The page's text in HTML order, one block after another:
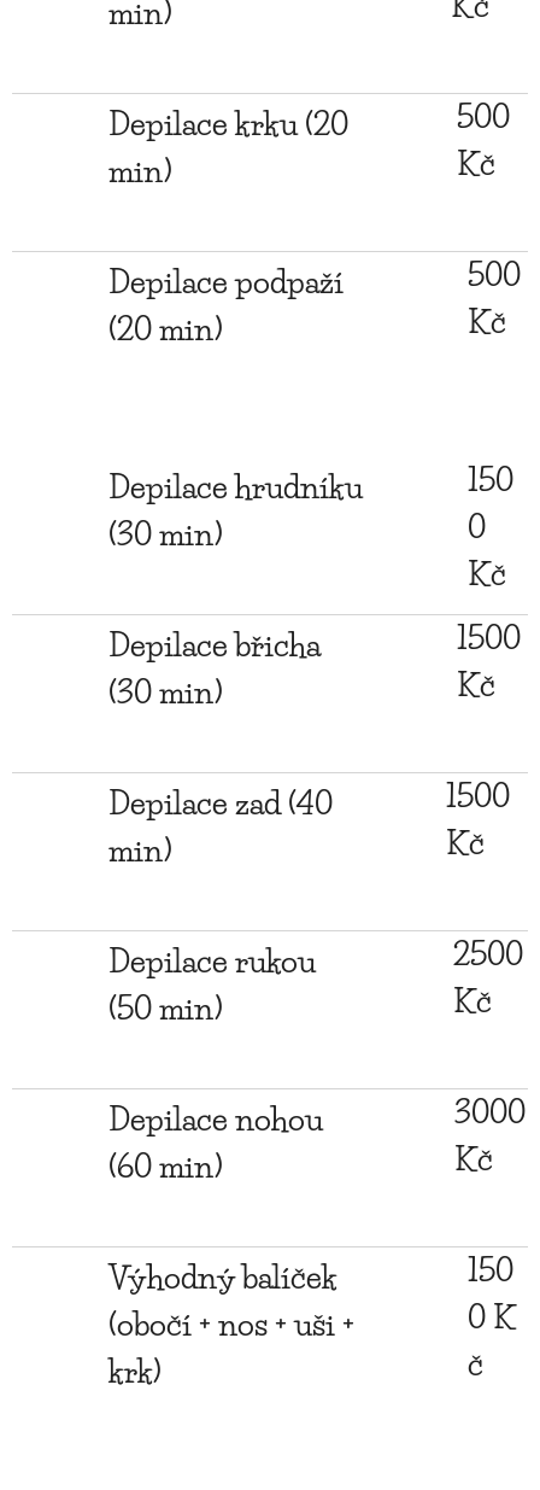
min)
Depilace krku (20
min)
500
Kč
Depilace podpaží
(20 min)
500
Kč
Depilace hrudníku
(30 min)
150
0
Kč
Depilace břicha
(30 min)
1500
Kč
Depilace zad (40
min)
1500
Kč
Depilace rukou
(50 min)
2500
Kč
Depilace nohou
(60 min)
3000
Kč
Výhodný balíček
(obočí + nos + uši +
krk)
150
0 K
č